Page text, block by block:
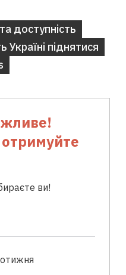
доступність
піднятися
ви!